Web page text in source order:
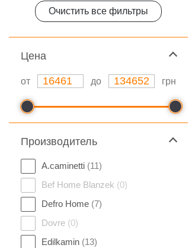
Очистить все фильтры
Цeна
от до грн
Производитель
A.caminetti (11)
Bef Home Blanzek (0)
Defro Home (7)
Dovre (0)
Edilkamin (13)